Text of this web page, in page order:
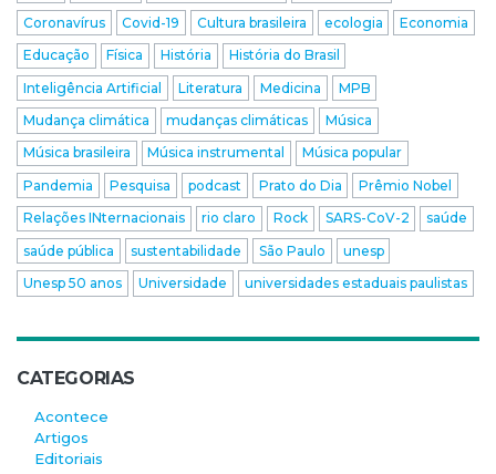
Coronavírus
Covid-19 Cultura brasileira ecologia
Economia
Educação
Física História
História do Brasil
Inteligência Artificial
Literatura Medicina
MPB
Mudança climática
mudanças climáticas
Música
Música brasileira
Música instrumental
Música popular
Pandemia
Pesquisa podcast Prato do Dia
Prêmio Nobel
Relações INternacionais
rio claro Rock SARS-CoV-2
saúde
saúde pública
sustentabilidade São Paulo
unesp
Unesp 50 anos
Universidade universidades estaduais paulistas
CATEGORIAS
Acontece
Artigos
Editoriais